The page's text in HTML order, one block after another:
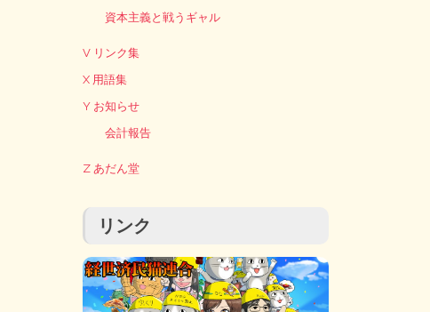
資本主義と戦うギャル
V リンク集
X 用語集
Y お知らせ
会計報告
Z あだん堂
リンク